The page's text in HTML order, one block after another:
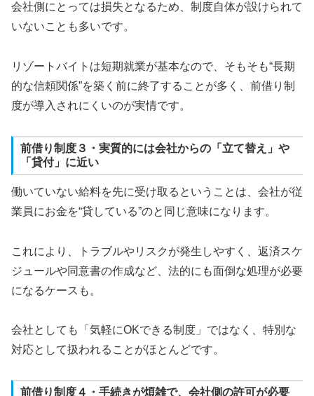
会社側にとっては損失となるため、制度自体が設けられて
いないことも多いです。
リゾートバイトは短期就業が基本なので、そもそも“長期
的な信頼関係”を築く前に終了することが多く、前借り制
度が導入されにくいのが実情です。
前借り制度３・実質的には会社からの「立て替え」や
「貸付」に近い
働いていない給料を先に受け取るということは、会社が従
業員にお金を“貸している”のと同じ意味になります。
これにより、トラブルやリスクが発生しやすく、返済スケ
ジュールや同意書の作成など、法的にも面倒な処理が必要
になるケースも。
会社としても「気軽にOKできる制度」ではなく、特別な
対応として扱われることがほとんどです。
前借り制度４・手続きが煩雑で、会社側の許可が必要